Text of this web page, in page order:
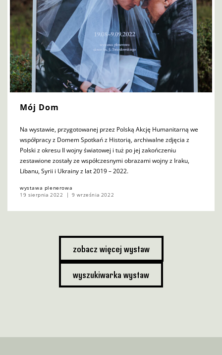
Mój Dom
Na wystawie, przygotowanej przez Polską Akcję Humanitarną we
współpracy z Domem Spotkań z Historią, archiwalne zdjęcia z
Polski z okresu II wojny światowej i tuż po jej zakończeniu
zestawione zostały ze współczesnymi obrazami wojny z Iraku,
Libanu, Syrii i Ukrainy z lat 2019 – 2022.
wystawa plenerowa
19 sierpnia 2022
9 września 2022
zobacz więcej wystaw
wyszukiwarka wystaw